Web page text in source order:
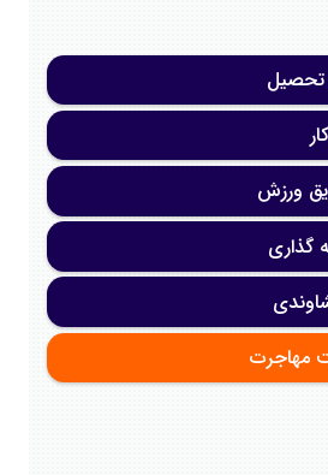
تحصیل
ورزش
گذاری
مهاجرت